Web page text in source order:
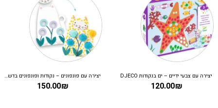
ערכת יצירה – עיצוב אופנה קרולין
199.00₪
משחק קופסא לילדים – קריסטלים
130.00₪